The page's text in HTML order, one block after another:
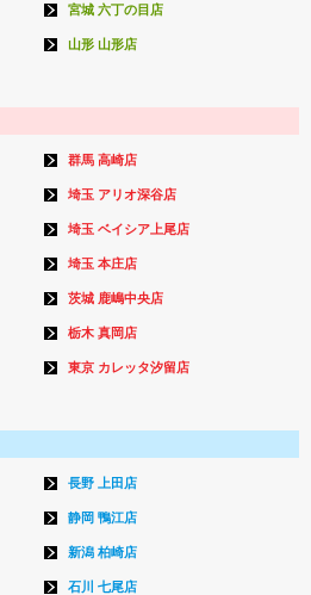
宮城 六丁の目店
山形 山形店
群馬 高崎店
埼玉 アリオ深谷店
埼玉 ベイシア上尾店
埼玉 本庄店
茨城 鹿嶋中央店
栃木 真岡店
東京 カレッタ汐留店
長野 上田店
静岡 鴨江店
新潟 柏崎店
石川 七尾店